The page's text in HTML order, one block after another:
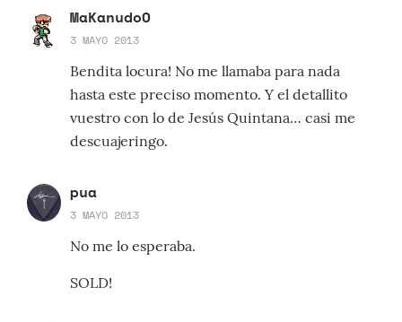
MaKanudoO
3 MAYO 2013
Bendita locura! No me llamaba para nada
hasta este preciso momento. Y el detallito
vuestro con lo de Jesús Quintana… casi me
descuajeringo.
pua
3 MAYO 2013
No me lo esperaba.
SOLD!